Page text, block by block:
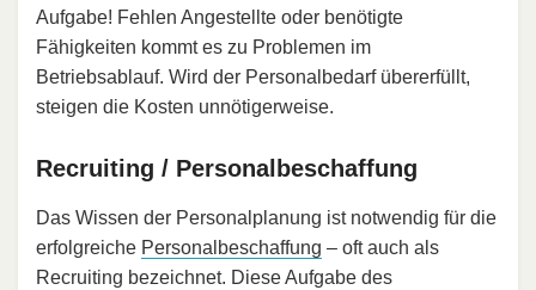
Aufgabe! Fehlen Angestellte oder benötigte
Fähigkeiten kommt es zu Problemen im
Betriebsablauf. Wird der Personalbedarf übererfüllt,
steigen die Kosten unnötigerweise.
Recruiting / Personalbeschaffung
Das Wissen der Personalplanung ist notwendig für die
erfolgreiche Personalbeschaffung – oft auch als
Recruiting bezeichnet. Diese Aufgabe des